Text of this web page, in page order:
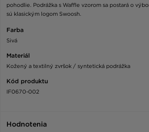
pohodlie. Podrážka s Waffle vzorom sa postará o
sú klasickým logom Swoosh.
Farba
Sivá
Materiál
Kožený a textilný zvršok / syntetická podrážka
Kód produktu
IF0670-002
Hodnotenia